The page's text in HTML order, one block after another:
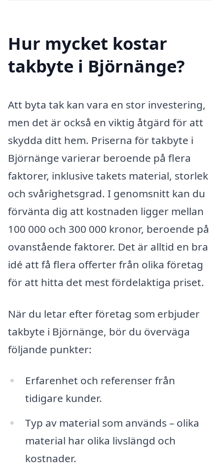
Hur mycket kostar
takbyte i Björnänge?
Att byta tak kan vara en stor investering,
men det är också en viktig åtgärd för att
skydda ditt hem. Priserna för takbyte i
Björnänge varierar beroende på flera
faktorer, inklusive takets material, storlek
och svårighetsgrad. I genomsnitt kan du
förvänta dig att kostnaden ligger mellan
100 000 och 300 000 kronor, beroende på
ovanstående faktorer. Det är alltid en bra
idé att få flera offerter från olika företag
för att hitta det mest fördelaktiga priset.
När du letar efter företag som erbjuder
takbyte i Björnänge, bör du överväga
följande punkter:
Erfarenhet och referenser från
tidigare kunder.
Typ av material som används – olika
material har olika livslängd och
kostnader.